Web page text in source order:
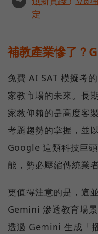
定
補教產業慘了？
免費 AI SAT 模擬考
家教市場的未來。長
家教仰賴的是高度客
考題趨勢的掌握，並
Google 這類科技巨
能，勢必壓縮傳統業
更值得注意的是，這
Gemini 滲透教育場
透過 Gemini 生成「